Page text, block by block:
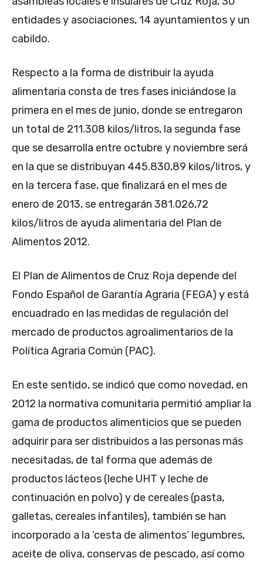
entidades y asociaciones, 14 ayuntamientos y un
cabildo.
Respecto a la forma de distribuir la ayuda
alimentaria consta de tres fases iniciándose la
primera en el mes de junio, donde se entregaron
un total de 211.308 kilos/litros, la segunda fase
que se desarrolla entre octubre y noviembre será
en la que se distribuyan 445.830,89 kilos/litros, y
en la tercera fase, que finalizará en el mes de
enero de 2013, se entregarán 381.026,72
kilos/litros de ayuda alimentaria del Plan de
Alimentos 2012.
El Plan de Alimentos de Cruz Roja depende del
Fondo Español de Garantía Agraria (FEGA) y está
encuadrado en las medidas de regulación del
mercado de productos agroalimentarios de la
Política Agraria Común (PAC).
En este sentido, se indicó que como novedad, en
2012 la normativa comunitaria permitió ampliar la
gama de productos alimenticios que se pueden
adquirir para ser distribuidos a las personas más
necesitadas, de tal forma que además de
productos lácteos (leche UHT y leche de
continuación en polvo) y de cereales (pasta,
galletas, cereales infantiles), también se han
incorporado a la ‘cesta de alimentos’ legumbres,
aceite de oliva, conservas de pescado, así como